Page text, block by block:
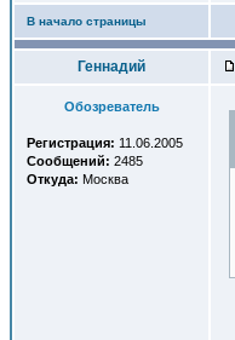
В начало страницы
Геннадий
Обозреватель
Регистрация: 11.06.2005
Сообщений: 2485
Откуда: Москва